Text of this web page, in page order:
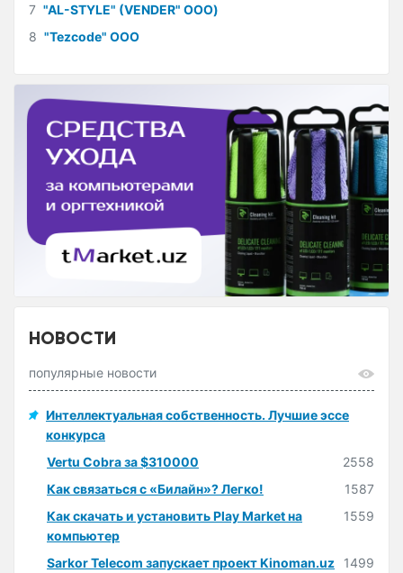
7 "AL-STYLE" (VENDER" ООО)
8 "Tezcode" ООО
НОВОСТИ
популярные новости
Интеллектуальная собственность. Лучшие эссе
конкурса
Vertu Cobra за $310000
2558
Как связаться с «Билайн»? Легко!
1587
Как скачать и установить Play Market на
компьютер
1559
Sarkor Telecom запускает проект Kinoman.uz
1499